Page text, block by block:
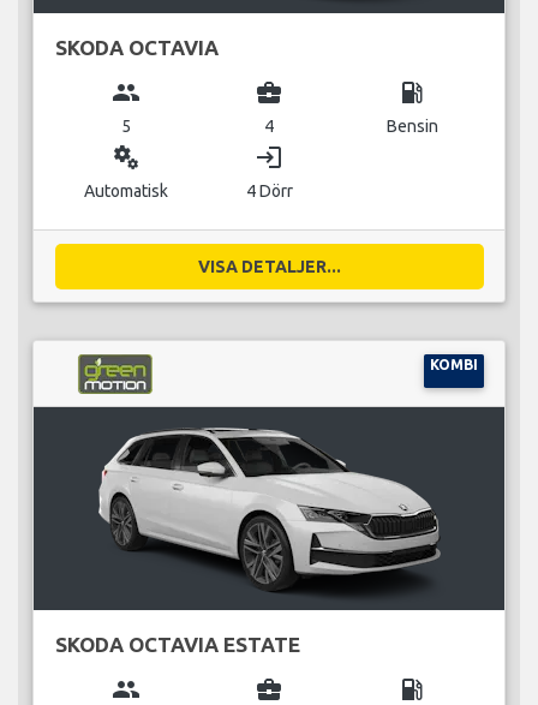
SKODA OCTAVIA
group
5
business_center
4
local_gas_station
Bensin
miscellaneous_services
Automatisk
login
4 Dörr
VISA DETALJER...
KOMBI
SKODA OCTAVIA ESTATE
group business_center local_gas_station